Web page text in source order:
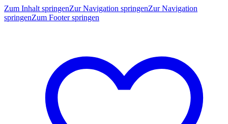
Zum Inhalt springenZur Navigation springenZur Navigation
springenZum Footer springen